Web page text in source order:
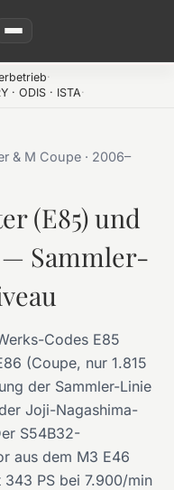
·
· ODIS · ISTA·
& M Coupe · 2006–
(E85) und
— Sammler-
Codes E85
(Coupe, nur 1.815
der Sammler-Linie
Joji-Nagashima-
S54B32-
aus dem M3 E46
PS bei 7.900/min